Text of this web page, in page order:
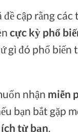
cập rằng các
cực kỳ phổ
gì đó phổ biến
nhận miễn
bạn bắt gặp
từ bạn.